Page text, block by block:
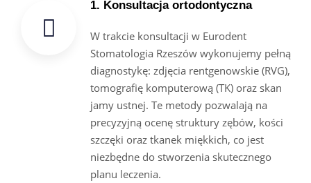
1. Konsultacja ortodontyczna
W trakcie konsultacji w Eurodent
Stomatologia Rzeszów wykonujemy pełną
diagnostykę: zdjęcia rentgenowskie (RVG),
tomografię komputerową (TK) oraz skan
jamy ustnej. Te metody pozwalają na
precyzyjną ocenę struktury zębów, kości
szczęki oraz tkanek miękkich, co jest
niezbędne do stworzenia skutecznego
planu leczenia.